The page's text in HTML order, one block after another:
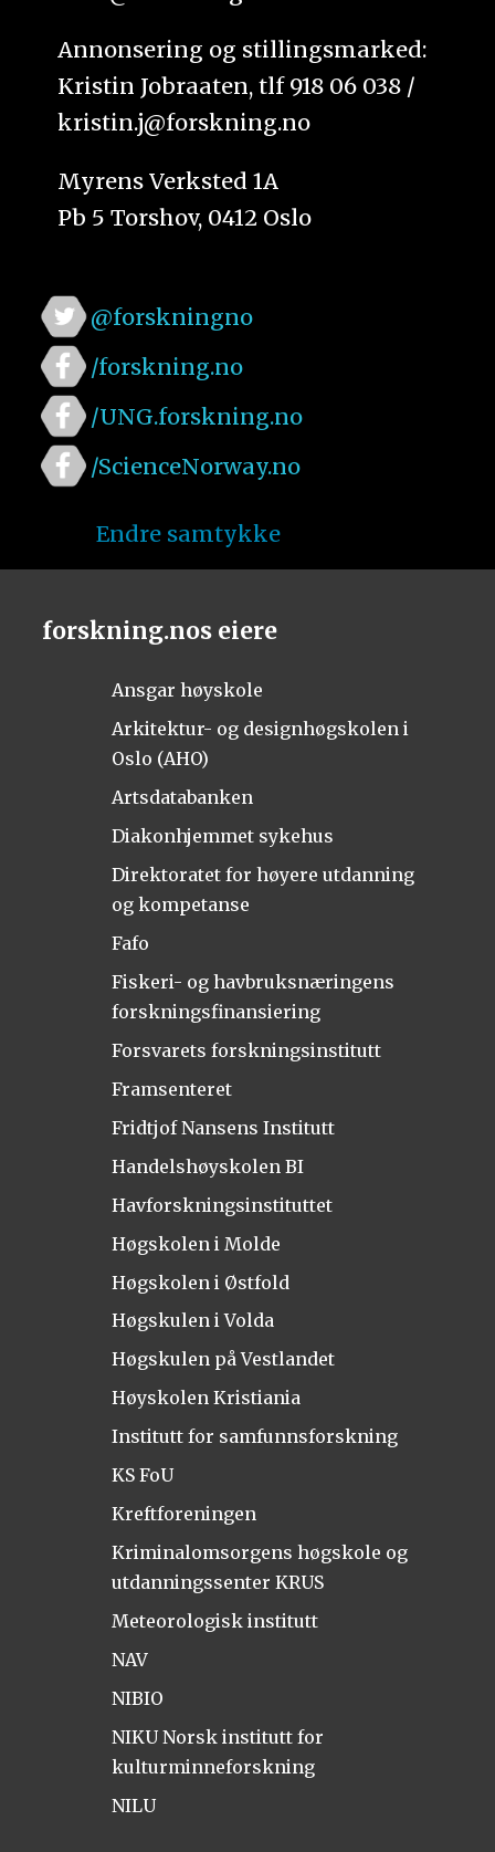
Annonsering og stillingsmarked:
Kristin Jobraaten, tlf 918 06 038 /
kristin.j@forskning.no
Myrens Verksted 1A
Pb 5 Torshov, 0412 Oslo
@forskningno
/forskning.no
/UNG.forskning.no
/ScienceNorway.no
Endre samtykke
forskning.nos eiere
Ansgar høyskole
Arkitektur- og designhøgskolen i
Oslo (AHO)
Artsdatabanken
Diakonhjemmet sykehus
Direktoratet for høyere utdanning
og kompetanse
Fafo
Fiskeri- og havbruksnæringens
forskningsfinansiering
Forsvarets forskningsinstitutt
Framsenteret
Fridtjof Nansens Institutt
Handelshøyskolen BI
Havforskningsinstituttet
Høgskolen i Molde
Høgskolen i Østfold
Høgskulen i Volda
Høgskulen på Vestlandet
Høyskolen Kristiania
Institutt for samfunnsforskning
KS FoU
Kreftforeningen
Kriminalomsorgens høgskole og
utdanningssenter KRUS
Meteorologisk institutt
NAV
NIBIO
NIKU Norsk institutt for
kulturminneforskning
NILU